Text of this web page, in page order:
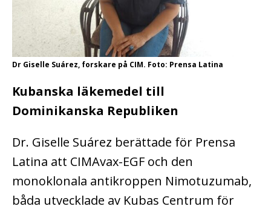
Dr Giselle Suárez, forskare på CIM. Foto: Prensa Latina
Kubanska läkemedel till
Dominikanska Republiken
Dr. Giselle Suárez berättade för Prensa
Latina att CIMAvax-EGF och den
monoklonala antikroppen Nimotuzumab,
båda utvecklade av Kubas Centrum för